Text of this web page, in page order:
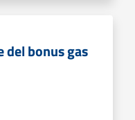
del bonus gas